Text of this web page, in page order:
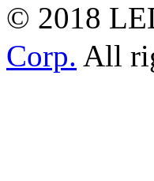
© 2018
Corp. All